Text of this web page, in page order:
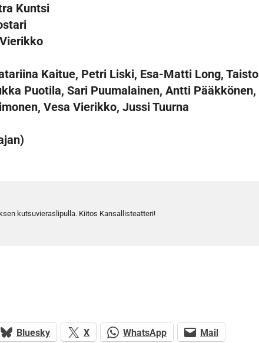
Kuntsi
Kaitue, Petri Liski, Esa-Matti Long, Taisto
Puotila, Sari Puumalainen, Antti Pääkkönen,
Vesa Vierikko, Jussi Tuurna
kutsuvieraslipulla. Kiitos Kansallisteatteri!
Bluesky X WhatsApp Mail